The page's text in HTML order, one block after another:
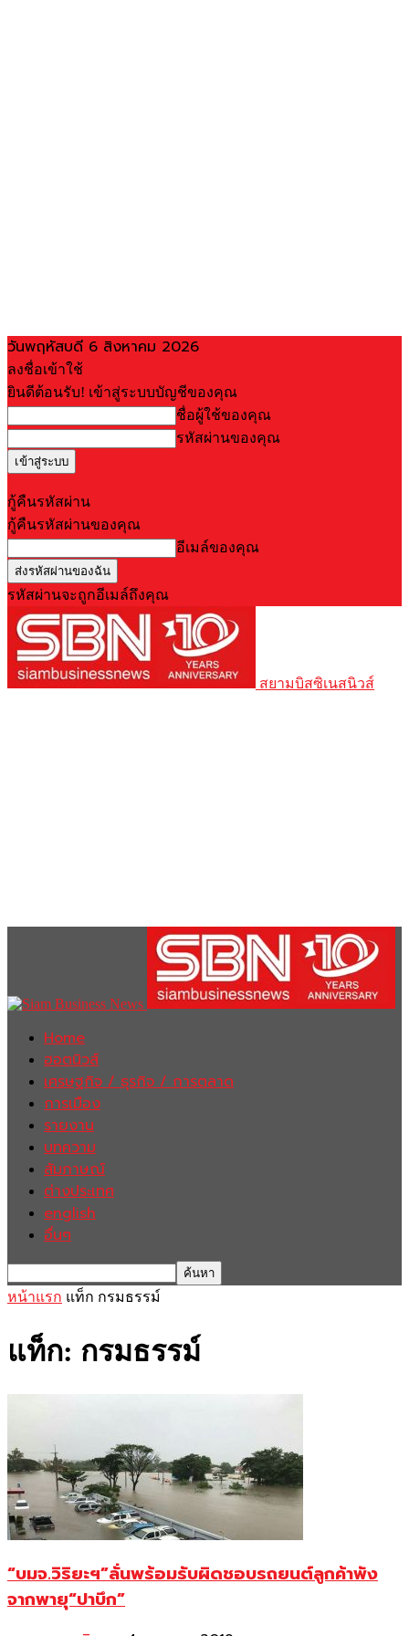
วันพฤหัสบดี 6 สิงหาคม 2026
ลงชื่อเข้าใช้
ยินดีต้อนรับ! เข้าสู่ระบบบัญชีของคุณ
ชื่อผู้ใช้ของคุณ
รหัสผ่านของคุณ
กู้คืนรหัสผ่าน
กู้คืนรหัสผ่านของคุณ
อีเมล์ของคุณ
รหัสผ่านจะถูกอีเมล์ถึงคุณ
สยามบิสซิเนสนิวส์
Home
ฮอตนิวส์
เศรษฐกิจ / ธุรกิจ / การตลาด
การเมือง
รายงาน
บทความ
สัมภาษณ์
ต่างประเทศ
english
อื่นๆ
หน้าแรก แท็ก กรมธรรม์
แท็ก: กรมธรรม์
“บมจ.วิริยะฯ”ลั่นพร้อมรับผิดชอบรถยนต์ลูกค้าพัง
จากพายุ“ปาบึก”